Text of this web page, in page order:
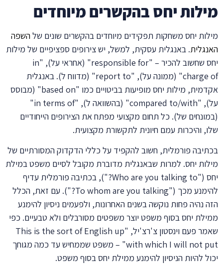
מילות יחס בהקשרים מיוחדים
מילות יחס משחקות תפקידים מיוחדים בהקשרים שונים שלהשפה
האנגלית. באנגלית עסקית, למשל, יש צירופים ספציפיים של מילות
יחס שחשוב להכיר – "responsible for" (אחראי על), "in
charge of" (ממונה על), "report to" (מדווח ל). באנגלית
אקדמית, מילות יחס מופיעות בביטויים כמו "based on" (מבוסס
על), "compared to/with" (בהשוואה ל), "in terms of"
(במונחים של). כל תחום מקצועי מפתח את הצירופים הייחודיים
שלו, והיכרות עמם חיונית לתקשורת מקצועית.
בכתיבה פורמלית, חשוב להקפיד על כללי הדקדוק המסורתיים של
מילות יחס. למרות שבאנגלית מדוברת מקובל לסיים משפט במילת
יחס ("Who are you talking to?"), בכתיבה פורמלית עדיף
להימנע מכך ("To whom are you talking?"). עם זאת, הכלל
הזה נהיה פחות נוקשה בשנים האחרונות, ולפעמים ניסיון להימנע
ממילת יחס בסוף משפט יוצר משפטים מסורבלים ולא טבעיים. כפי
שאמר פעם וינסטון צ'רצ'יל, "This is the sort of English up
with which I will not put" – משפט שממחיש עד כמה מגוחך
יכול להיות הניסיון להימנע ממילת יחס בסוף משפט.